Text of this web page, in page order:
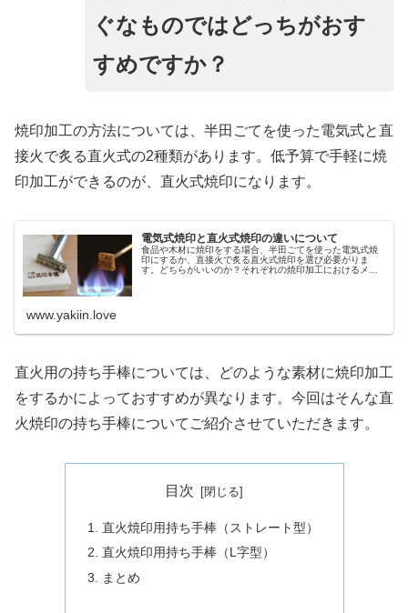
ぐなものではどっちがおす
すめですか？
焼印加工の方法については、半田ごてを使った電気式と直
接火で炙る直火式の2種類があります。低予算で手軽に焼
印加工ができるのが、直火式焼印になります。
電気式焼印と直火式焼印の違いについて
食品や木材に焼印をする場合、半田ごてを使った電気式焼
印にするか、直接火で炙る直火式焼印を選び必要がりま
す。どちらがいいのか？それぞれの焼印加工におけるメリ
www.yakiin.love
直火用の持ち手棒については、どのような素材に焼印加工
をするかによっておすすめが異なります。今回はそんな直
火焼印の持ち手棒についてご紹介させていただきます。
目次
直火焼印用持ち手棒（ストレート型）
直火焼印用持ち手棒（L字型）
まとめ